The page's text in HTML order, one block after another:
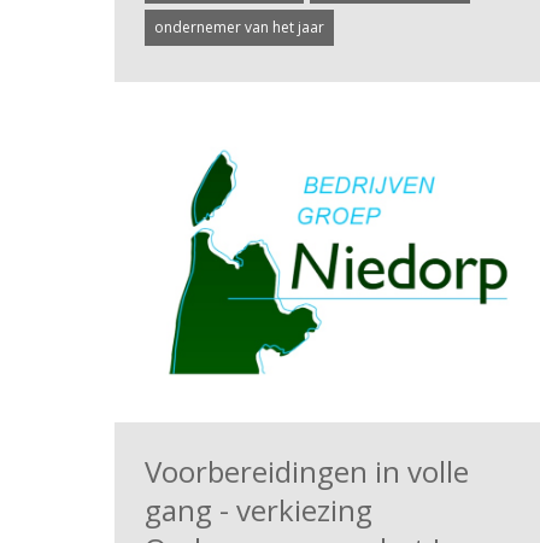
ondernemer van het jaar
Voorbereidingen in volle
gang - verkiezing